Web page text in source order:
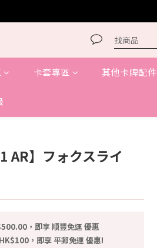
卡套專區 其他卡牌配件
AR】フォクスライ
，即享 順豐免運 優惠
，即享 平郵免運 優惠!